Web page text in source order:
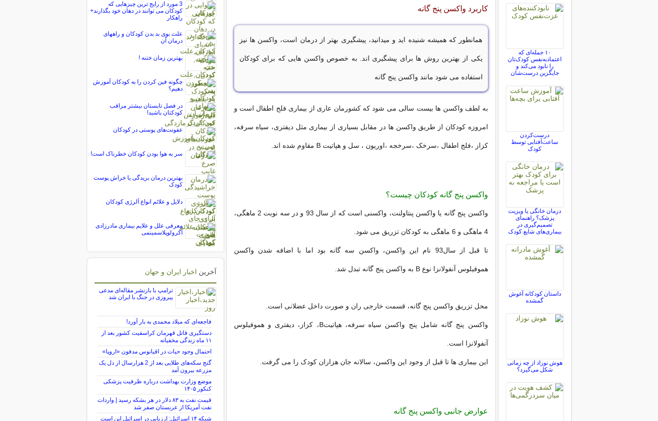
کاربرد واکسن پنج گانه
همانطور که همیشه شنیده اید و میدانید، پیشگیری بهتر از درمان است، واکسن ها نیز
یکی از بهترین روش ها برای پیشگیری اند. به خصوص واکسن هایی که برای کودکان
استفاده می شود مانند واکسن پنج گانه
به لطف واکسن ها بیست سالی می شود که کشورمان عاری از بیماری فلج اطفال است و
امروزه کودکان از طریق واکسن ها در مقابل بسیاری از بیماری مثل دیفتری، سیاه سرفه،
کزاز ،فلج اطفال ،سرخک ،سرخجه ،اوریون ، سل و هپاتیت B مقاوم شده اند.
واکسن پنج گانه کودکان چیست؟
واکسن پنج گانه یا واکسن پنتاولنت، واکسنی است که از سال 93 و در سه نوبت 2 ماهگی،
4 ماهگی و 6 ماهگی به کودکان تزریق می شود.
تا قبل از سال93 نام این واکسن، واکسن سه گانه بود اما با اضافه شدن واکسن
هموفیلوس آنفولانزا نوع B به واکسن پنج گانه تبدل شد.
محل تزریق واکسن پنج گانه، قسمت خارجی ران و صورت داخل عضلانی است.
واکسن پنج گانه شامل پنج واکسن سیاه سرفه، هپاتیتB، کزاز، دیفتری و هموفیلوس
آنفولانزا است.
این بیماری ها تا قبل از وجود این واکسن، سالانه جان هزاران کودک را می گرفت.
عوارض جانبی واکسن پنج گانه
۱۰ جمله‌ای که
اعتمادبه‌نفس کودک‌تان
را نابود می‌کند و
جایگزین درست‌شان
درست‌کردن
ساعت‌آفتابی توسط
کودک
درمان خانگی یا ویزیت
پزشک؟ راهنمای
تصمیم‌گیری در
بیماری‌های شایع کودک
داستان کودکانه آغوش
گمشده
هوش نوزاد از چه زمانی
شکل می‌گیرد؟
3 مورد از رایج ترین چیزهایی که
کودکان می توانند در دهان خود بگذارند+
راهکار
علت بوی بد بدن کودکان و راههای
درمان آن
بهترین زمان ختنه !
چگونه فین کردن را به کودکان آموزش
دهیم؟
در فصل تابستان بیشتر مراقب
کودکتان باشید!
عفونت‌های پوستی در کودکان
سر به هوا بودن کودکان خطرناک است!
بهترين درمان بريدگی يا خراش پوست
كودک
دلایل و علائم انواع آلرژی کودکان
معرفی علل و علایم بیماری مادرزادی
آکرولوپلاسمینمی
آخرین اخبار ایران و جهان
ترامپ با بازنشر مقاله‌ای مدعی
پیروزی در جنگ با ایران شد
فاجعه‌ای که میلاد محمدی به بار آورد!
دستگیری قاتل قهرمان کراسفیت کشور بعد از
۱۱ ماه زندگی مخفیانه
احتمال وجود حیات در اقیانوس مدفون «اروپا»
گنج سکه‌های طلایی بعد از 2 هزارسال از دل یک
مزرعه بیرون آمد
موضع وزارت بهداشت درباره ظرفیت پزشکی
کنکور ۱۴۰۵
قیمت نفت به ۸۳ دلار در هر بشکه رسید | واردات
نفت آمریکا از عربستان صفر شد
شبکه ۱۴ اسرائیل: ارزیابی در اسرائیل این است